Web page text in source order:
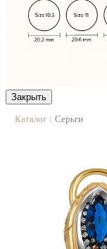
Закрыть
Каталог | Серьги